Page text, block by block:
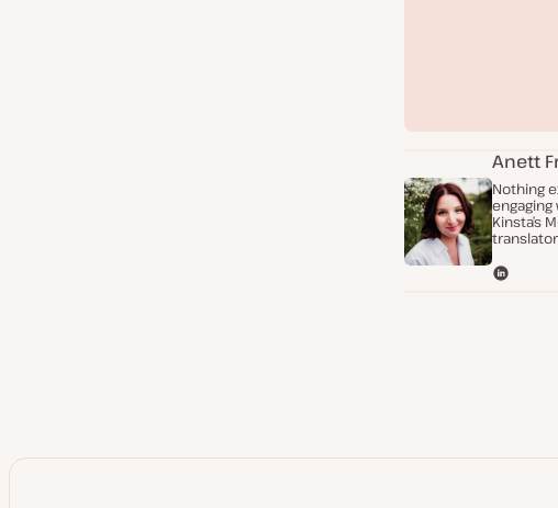
Anett
Nothing
Kinsta’s
L